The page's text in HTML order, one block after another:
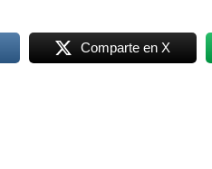
Comparte en X